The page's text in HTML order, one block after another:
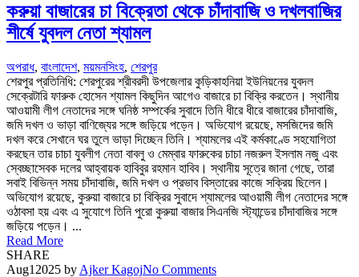
করুয়া বাজারের চা বিক্রেতা থেকে চাঁদাবাজি ও দখলবাজির
শীর্ষে যুবদল নেতা শ্যামল
অপরাধ, বাংলাদেশ, ময়মনসিংহ, শেরপুর
শেরপুর প্রতিনিধি: শেরপুরের শ্রীবরদী উপজেলার কুড়িকাহনিয়া ইউনিয়নের যুবদল
সেক্রেটারি ফারুক হোসেন শ্যামল কিছুদিন আগেও বাজারে চা বিক্রি করতেন। স্থানীয়
আওয়ামী লীগ নেতাদের সঙ্গে ঘনিষ্ঠ সম্পর্কের সুবাদে তিনি ধীরে ধীরে বাজারের চাঁদাবাজি,
জমি দখল ও ভাড়া বাণিজ্যের সঙ্গে জড়িয়ে পড়েন। অভিযোগ রয়েছে, মসজিদের জমি
দখল করে সেখানে ঘর তুলে ভাড়া দিচ্ছেন তিনি। শ্যামলের এই কর্মকাণ্ডে সহযোগিতা
করছেন তার চাচা যুবলীগ নেতা বাবলু ও মেম্বার ফারুকের চাচা নজরুল ইসলাম নজু এবং
স্বেচ্ছাসেবক দলের আহ্বায়ক হাবিবুর রহমান হাবিব। স্থানীয় সূত্রে জানা গেছে, তারা
সবাই বিভিন্ন সময় চাঁদাবাজি, জমি দখল ও প্রভাব বিস্তারের কাজে সক্রিয় ছিলেন।
অভিযোগ রয়েছে, কুরুয়া বাজারে চা বিক্রির সুবাদে শ্যামলের আওয়ামী লীগ নেতাদের সঙ্গে
ওঠাবসা হয় এবং এ সুযোগে তিনি পুরো কুরুয়া বাজার সিএনজি স্ট্যান্ডের চাঁদাবাজির সঙ্গে
জড়িয়ে পড়েন। ...
Read More
SHARE
Aug1 2025 by Ajker KagojNo Comments